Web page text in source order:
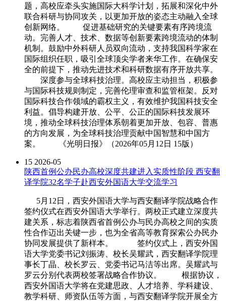
题，高校应牵头实施国际大科学计划，拓展和深化中外
联合科研与协同攻关，以更加开放的姿态主动融入全球
创新网络。 促进基础研究的关键要素有序跨境流
动。完善人才、技术、数据等创新要素跨境流动的体制
机制。鼓励中外科研人员双向流动，支持我国科学家在
国际组织任职，吸引全球顶尖学者来华工作。在确保安
全的前提下，推动先进技术和科研数据有序开放共享。
深度参与全球科技治理。高校应主动担当，积极参
与国际科技规则制定，完善伦理审查和监管框架。反对
国际科技合作领域的霸权主义，有效维护我国科技安全
利益。倡导构建开放、公平、公正的国际科技发展环
境，推动全球科技治理体系朝着更加开放、包容、普惠
的方向发展，为全球科技治理贡献中国智慧和中国方
案。 《光明日报》（2026年05月12日 15版）
15 2026-05
陕西首例公办民办高校深度共建进入实质性阶段 西安翻
译学院32名学子赴西安外国语大学交流学习
5月12日，西安外国语大学与西安翻译学院战略合作
签约仪式在西安外国语大学举行。两校正式建立深度共
建关系，标志着陕西省首例公办与民办高校之间的实质
性合作迈出关键一步，也为全省高等教育探索公办民办
协同发展提供了新样本。 签约仪式上，西安外国
语大学党委书记刘振涛、校长吴耀武，西安翻译学院理
事长丁晶、校长罗云、党委书记马洁等出席。吴耀武与
罗云分别代表两校签署战略合作协议。 根据协议，
西安外国语大学将在党建思政、人才培养、学科建设、
教学科研、师资队伍等方面，与西安翻译学院开展全方